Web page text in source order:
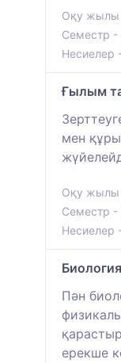
Оқу жылы
Семестр -
Несиелер
Ғылым
мен
Оқу жылы
Семестр -
Несиелер
Пән
ерекше